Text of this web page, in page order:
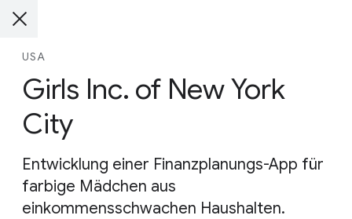
USA
Girls Inc. of New York
City
Entwicklung einer Finanzplanungs-App für
farbige Mädchen aus
einkommensschwachen Haushalten.